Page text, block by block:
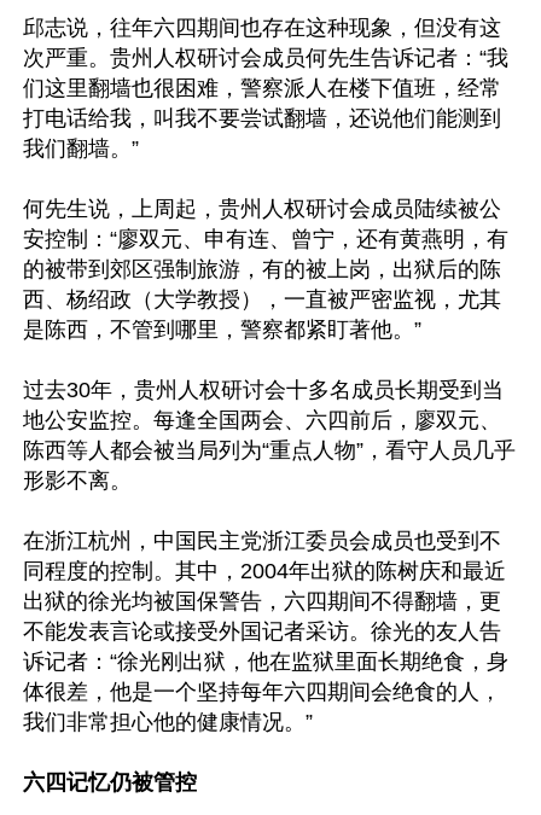
邱志说，往年六四期间也存在这种现象，但没有这
次严重。贵州人权研讨会成员何先生告诉记者：“我
们这里翻墙也很困难，警察派人在楼下值班，经常
打电话给我，叫我不要尝试翻墙，还说他们能测到
我们翻墙。”
何先生说，上周起，贵州人权研讨会成员陆续被公
安控制：“廖双元、申有连、曾宁，还有黄燕明，有
的被带到郊区强制旅游，有的被上岗，出狱后的陈
西、杨绍政（大学教授），一直被严密监视，尤其
是陈西，不管到哪里，警察都紧盯著他。”
过去30年，贵州人权研讨会十多名成员长期受到当
地公安监控。每逢全国两会、六四前后，廖双元、
陈西等人都会被当局列为“重点人物”，看守人员几乎
形影不离。
在浙江杭州，中国民主党浙江委员会成员也受到不
同程度的控制。其中，2004年出狱的陈树庆和最近
出狱的徐光均被国保警告，六四期间不得翻墙，更
不能发表言论或接受外国记者采访。徐光的友人告
诉记者：“徐光刚出狱，他在监狱里面长期绝食，身
体很差，他是一个坚持每年六四期间会绝食的人，
我们非常担心他的健康情况。”
六四记忆仍被管控